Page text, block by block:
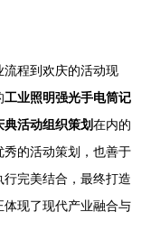
流程到欢庆的活动现
工业照明强光手电筒记
典活动组织策划在内的
秀的活动策划，也善于
完美结合，最终打造
现了现代产业融合与